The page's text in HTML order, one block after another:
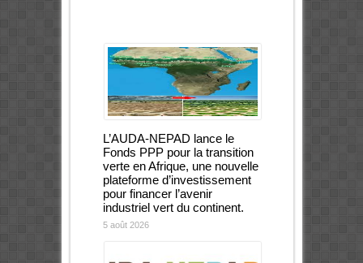
L’AUDA-NEPAD lance le
Fonds PPP pour la transition
verte en Afrique, une nouvelle
plateforme d’investissement
pour financer l’avenir
industriel vert du continent.
5 août 2026